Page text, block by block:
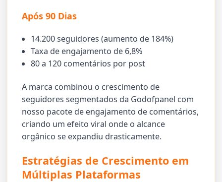
Após 90 Dias
14.200 seguidores (aumento de 184%)
Taxa de engajamento de 6,8%
80 a 120 comentários por post
A marca combinou o crescimento de
seguidores segmentados da Godofpanel com
nosso pacote de engajamento de comentários,
criando um efeito viral onde o alcance
orgânico se expandiu drasticamente.
Estratégias de Crescimento em
Múltiplas Plataformas